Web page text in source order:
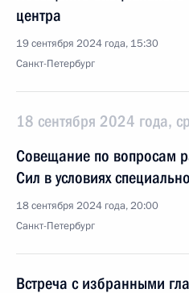
центра
19 сентября 2024 года, 15:30
Санкт-Петербург
18 сентября 2024 года,
Совещание по вопросам
Сил в условиях
18 сентября 2024 года, 20:00
Санкт-Петербург
Встреча с избранными